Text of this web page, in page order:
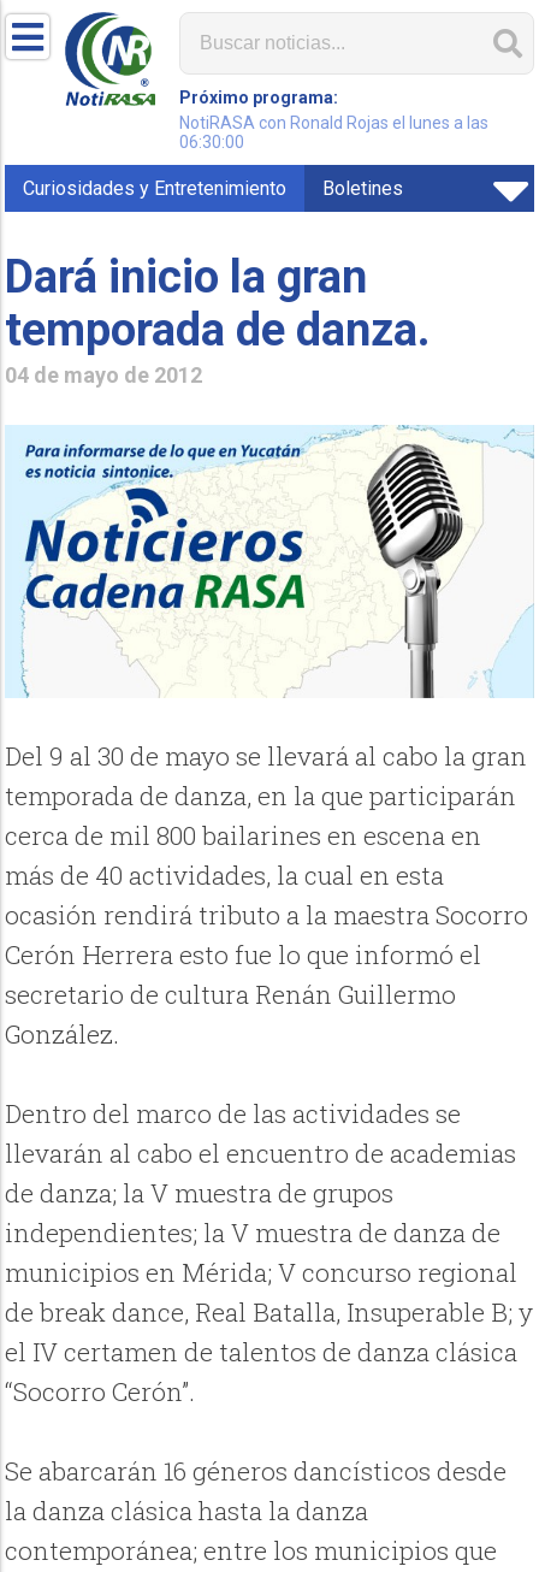
Próximo programa:
NotiRASA con Ronald Rojas el lunes a las
06:30:00
Curiosidades y Entretenimiento Boletines
Dará inicio la gran
temporada de danza.
04 de mayo de 2012
Del 9 al 30 de mayo se llevará al cabo la gran
temporada de danza, en la que participarán
cerca de mil 800 bailarines en escena en
más de 40 actividades, la cual en esta
ocasión rendirá tributo a la maestra Socorro
Cerón Herrera esto fue lo que informó el
secretario de cultura Renán Guillermo
González.
Dentro del marco de las actividades se
llevarán al cabo el encuentro de academias
de danza; la V muestra de grupos
independientes; la V muestra de danza de
municipios en Mérida; V concurso regional
de break dance, Real Batalla, Insuperable B; y
el IV certamen de talentos de danza clásica
“Socorro Cerón”.
Se abarcarán 16 géneros dancísticos desde
la danza clásica hasta la danza
contemporánea; entre los municipios que